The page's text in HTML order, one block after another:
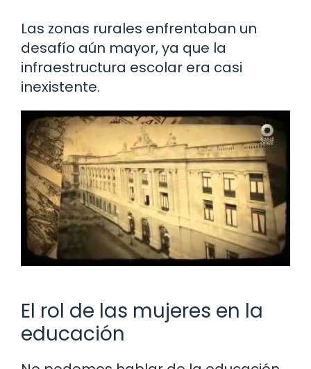
Las zonas rurales enfrentaban un
desafío aún mayor, ya que la
infraestructura escolar era casi
inexistente.
El rol de las mujeres en la
educación